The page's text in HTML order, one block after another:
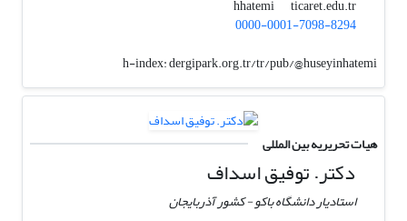
hhatemi
ticaret.edu.tr
0000-0001-7098-8294
h-index:dergipark.org.tr/tr/pub/@huseyinhatemi
هیات تحریریه بین المللی
دکتر. توفیق اسداف
استادیار دانشگاه باکو - کشور آذربایجان